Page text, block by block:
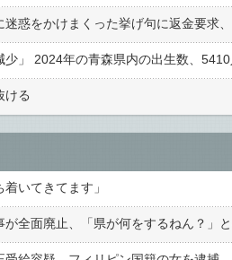
少」 2024年の青森県内の出生数、
ける
いてきてます」
全面廃止、「県が何をするねん？」